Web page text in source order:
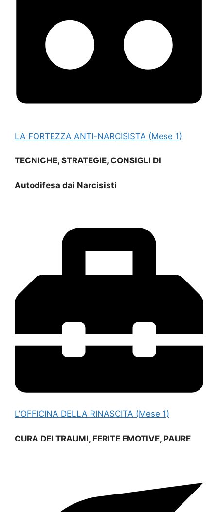
LA FORTEZZA ANTI-NARCISISTA (Mese 1)
TECNICHE, STRATEGIE, CONSIGLI DI
Autodifesa dai Narcisisti
L’OFFICINA DELLA RINASCITA (Mese 1)
CURA DEI TRAUMI, FERITE EMOTIVE, PAURE